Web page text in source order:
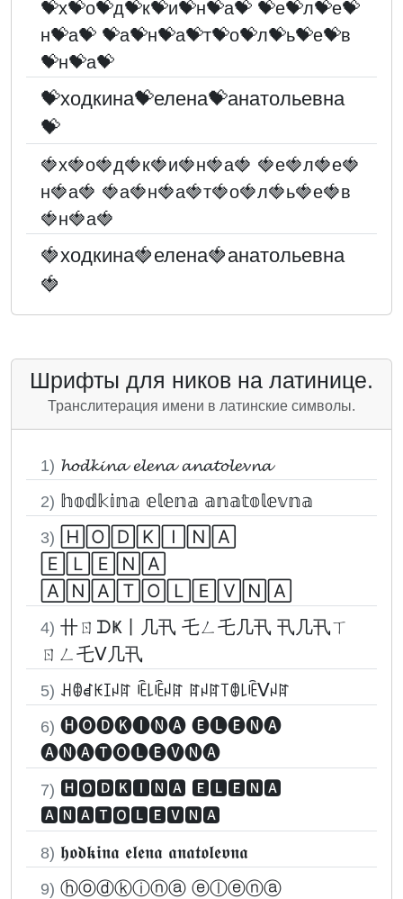
💝х💝о💝д💝к💝и💝н💝а💝 💝е💝л💝е💝
н💝а💝 💝а💝н💝а💝т💝о💝л💝ь💝е💝в
💝н💝а💝
💝ходкина💝елена💝анатольевна
💝
🍓х🍓о🍓д🍓к🍓и🍓н🍓а🍓 🍓е🍓л🍓е🍓
н🍓а🍓 🍓а🍓н🍓а🍓т🍓о🍓л🍓ь🍓е🍓в
🍓н🍓а🍓
🍓ходкина🍓елена🍓анатольевна
🍓
Шрифты для ников на латинице.
Транслитерация имени в латинские символы.
1) 𝓱𝓸𝓭𝓴𝓲𝓷𝓪 𝓮𝓵𝓮𝓷𝓪 𝓪𝓷𝓪𝓽𝓸𝓵𝓮𝓿𝓷𝓪
2) 𝕙𝕠𝕕𝕜𝕚𝕟𝕒 𝕖𝕝𝕖𝕟𝕒 𝕒𝕟𝕒𝕥𝕠𝕝𝕖𝕧𝕟𝕒
3) 🄷🄾🄳🄺🄸🄽🄰
🄴🄻🄴🄽🄰
🄰🄽🄰🅃🄾🄻🄴🅅🄽🄰
4) 卄ㄖᗪҜ丨几卂 乇ㄥ乇几卂 卂几卂ㄒ
ㄖㄥ乇ᐯ几卂
5) ꃅꂦꀸꀘꀤꈤꍏ ꍟ꒒ꍟꈤꍏ ꍏꈤꍏ꓄ꂦ꒒ꍟᐯꈤꍏ
6) 🅗🅞🅓🅚🅘🅝🅐 🅔🅛🅔🅝🅐
🅐🅝🅐🅣🅞🅛🅔🅥🅝🅐
7) 🅷🅾🅳🅺🅸🅽🅰 🅴🅻🅴🅽🅰
🅰🅽🅰🆃🅾🅻🅴🆅🅽🅰
8) 𝖍𝖔𝖉𝖐𝖎𝖓𝖆 𝖊𝖑𝖊𝖓𝖆 𝖆𝖓𝖆𝖙𝖔𝖑𝖊𝖛𝖓𝖆
9) ⓗⓞⓓⓚⓘⓝⓐ ⓔⓛⓔⓝⓐ